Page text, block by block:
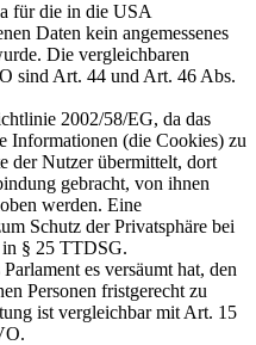
für die in die USA
Daten kein angemessenes
Die vergleichbaren
sind Art. 44 und Art. 46 Abs.
2002/58/EG, da das
Informationen (die Cookies) zu
der Nutzer übermittelt, dort
gebracht, von ihnen
werden. Eine
Schutz der Privatsphäre bei
§ 25 TTDSG.
es versäumt hat, den
Personen fristgerecht zu
ist vergleichbar mit Art. 15